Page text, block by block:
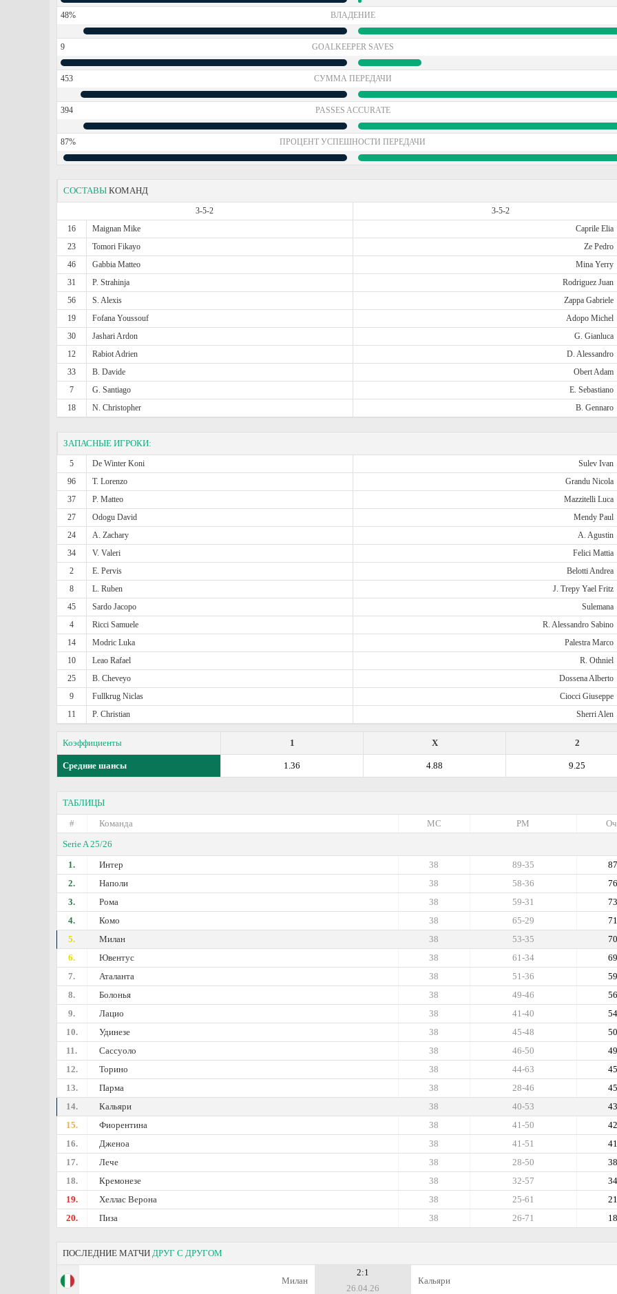
48% ВЛАДЕНИЕ
9 GOALKEEPER SAVES
453 СУММА ПЕРЕДАЧИ
394 PASSES ACCURATE
87% ПРОЦЕНТ УСПЕШНОСТИ ПЕРЕДАЧИ
СОСТАВЫ КОМАНД
3-5-2
3-5-2
16
Maignan Mike Caprile Elia
23
Tomori Fikayo Ze Pedro
46
Gabbia Matteo Mina Yerry
31
P. Strahinja Rodriguez Juan
56
S. Alexis Zappa Gabriele
19
Fofana Youssouf Adopo Michel
30
Jashari Ardon G. Gianluca
12
Rabiot Adrien D. Alessandro
33
B. Davide Obert Adam
7
G. Santiago E. Sebastiano
18
N. Christopher B. Gennaro
ЗАПАСНЫЕ ИГРОКИ:
5 De Winter Koni Sulev Ivan
96
T. Lorenzo Grandu Nicola
37
P. Matteo Mazzitelli Luca
27
Odogu David Mendy Paul
24
A. Zachary A. Agustin
34
V. Valeri Felici Mattia
2
E. Pervis Belotti Andrea
8
L. Ruben J. Trepy Yael Fritz
45
Sardo Jacopo Sulemana
4
Ricci Samuele R. Alessandro Sabino
14
Modric Luka Palestra Marco
10
Leao Rafael R. Othniel
25
B. Cheveyo Dossena Alberto
9
Fullkrug Niclas Ciocci Giuseppe
11
P. Christian Sherri Alen
Коэффициенты 2
X
1
Средние шансы 9.25
4.88
1.36
ТАБЛИЦЫ
#
Команда РМ
МС
Serie A 25/26
1.
Интер 87
89-35
38
2.
Наполи 76
58-36
38
3.
Рома 73
59-31
38
4.
Комо 71
65-29
38
5.
Милан 70
53-35
38
6.
Ювентус 69
61-34
38
7.
Аталанта 59
51-36
38
8.
Болонья 56
49-46
38
9.
Лацио 54
41-40
38
10.
Удинезе 50
45-48
38
11.
Сассуоло 49
46-50
38
12.
Торино 45
44-63
38
13.
Парма 45
28-46
38
14.
Кальяри 43
40-53
38
15.
Фиорентина 42
41-50
38
16.
Дженоа 41
41-51
38
17.
Лече 38
28-50
38
18.
Кремонезе 34
32-57
38
19.
Хеллас Верона 21
25-61
38
20.
Пиза 18
26-71
38
ПОСЛЕДНИЕ МАТЧИ ДРУГ С ДРУГОМ
Милан
2:1
26.04.26
Кальяри